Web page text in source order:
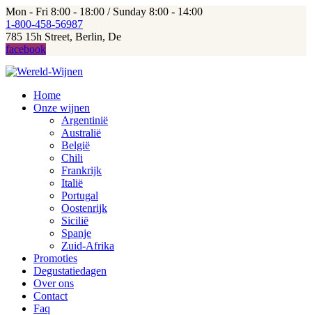
Mon - Fri 8:00 - 18:00 / Sunday 8:00 - 14:00
1-800-458-56987
785 15h Street, Berlin, De
facebook
Home
Onze wijnen
Argentinië
Australië
België
Chili
Frankrijk
Italië
Portugal
Oostenrijk
Sicilië
Spanje
Zuid-Afrika
Promoties
Degustatiedagen
Over ons
Contact
Faq